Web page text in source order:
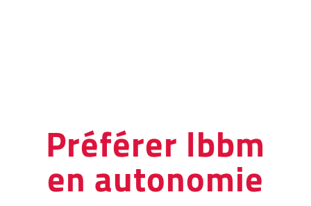
Préférer lbbm
en autonomie